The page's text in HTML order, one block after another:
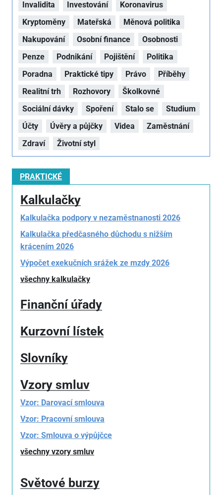
Invalidita Investování
Koronavirus
Kryptoměny
Mateřská
Měnová politika
Nakupování
Osobní finance
Osobnosti
Penze
Podnikání Pojištění
Politika
Poradna
Praktické tipy Právo
Příběhy
Realitní trh
Rozhovory
Školkovné
Sociální dávky
Spoření Stalo se
Studium
Účty
Úvěry a půjčky Videa
Zaměstnání
Zdraví
Životní styl
PRAKTICKÉ
Kalkulačky
Kalkulačka podpory v nezaměstnanosti 2026
Kalkulačka předčasného důchodu s nižším
krácením 2026
Výpočet exekučních srážek ze mzdy 2026
všechny kalkulačky
Finanční úřady
Kurzovní lístek
Slovníky
Vzory smluv
Vzor: Darovací smlouva
Vzor: Pracovní smlouva
Vzor: Smlouva o výpůjčce
všechny vzory smluv
Světové burzy